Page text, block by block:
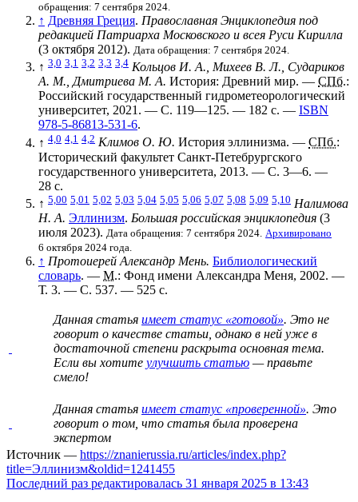
обращения: 7 сентября 2024.
↑ Древняя Греция. Православная Энциклопедия под
редакцией Патриарха Московского и всея Руси Кирилла
(3 октября 2012). Дата обращения: 7 сентября 2024.
↑ 3,0 3,1 3,2 3,3 3,4 Кольцов И. А., Михеев В. Л., Судариков
А. М., Дмитриева М. А. История: Древний мир. — СПб.:
Российский государственный гидрометеорологический
университет, 2021. — С. 119—125. — 182 с. — ISBN
978-5-86813-531-6.
↑ 4,0 4,1 4,2 Климов О. Ю. История эллинизма. — СПб.:
Исторический факультет Санкт-Петебрургского
государственного университета, 2013. — С. 3—6. —
28 с.
↑ 5,00 5,01 5,02 5,03 5,04 5,05 5,06 5,07 5,08 5,09 5,10 Налимова
Н. А. Эллинизм. Большая российская энциклопедия (3
июля 2023). Дата обращения: 7 сентября 2024. Архивировано
6 октября 2024 года.
↑ Протоиерей Александр Мень. Библиологический
словарь. — М.: Фонд имени Александра Меня, 2002. —
Т. 3. — С. 537. — 525 с.
Данная статья имеет статус «готовой». Это не
говорит о качестве статьи , однако в ней уже в
достаточной степени раскрыта основная тема.
Если вы хотите улучшить статью — правьте
смело!
Данная статья имеет статус «проверенной». Это
говорит о том, что статья была проверена
экспертом
Источник — https://znanierussia.ru/articles/index.php?
title=Эллинизм&oldid=1241455
Последний раз редактировалась 31 января 2025 в 13:43